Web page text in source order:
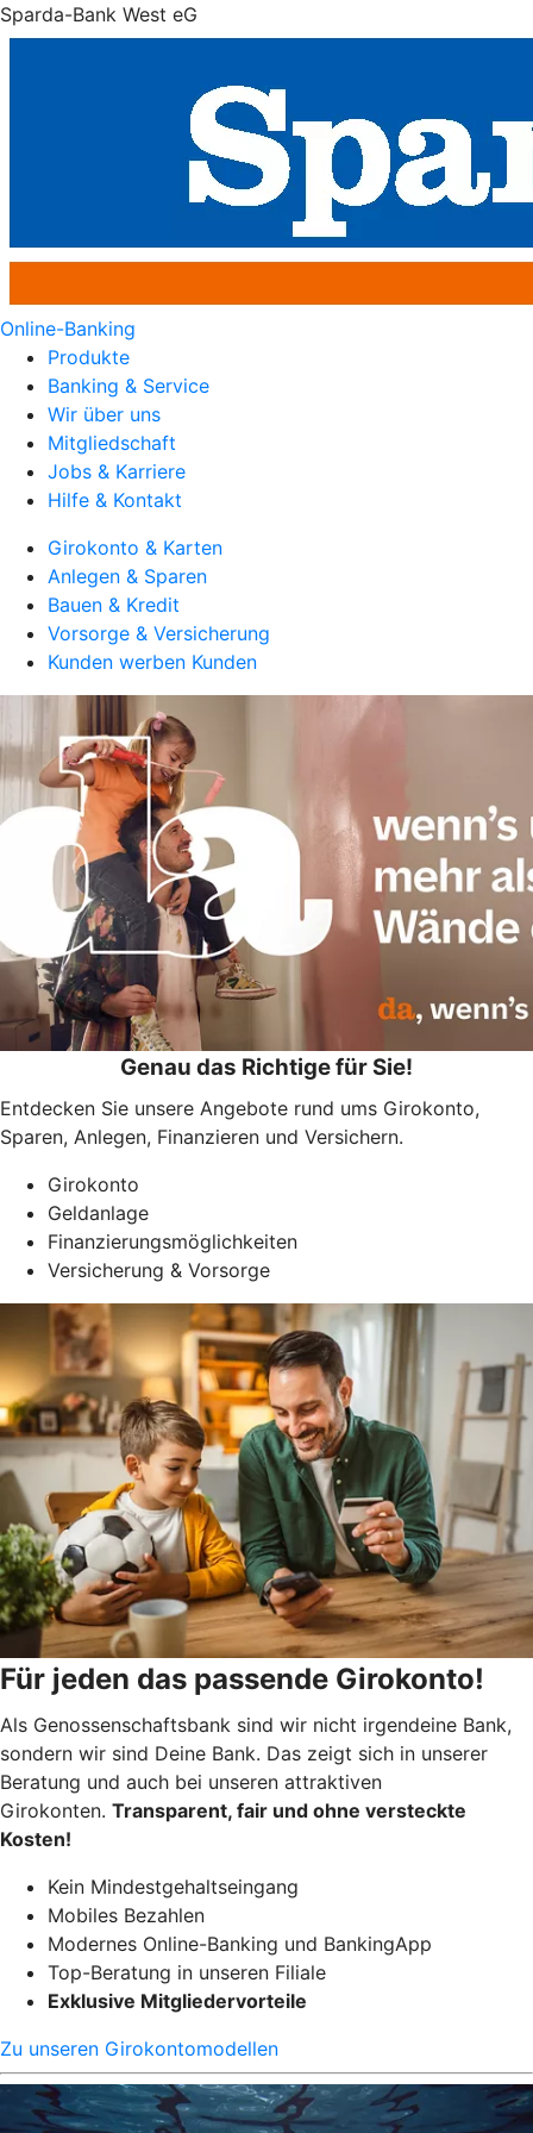
Sparda-Bank West eG
Online-Banking
Produkte
Banking & Service
Wir über uns
Mitgliedschaft
Jobs & Karriere
Hilfe & Kontakt
Girokonto & Karten
Anlegen & Sparen
Bauen & Kredit
Vorsorge & Versicherung
Kunden werben Kunden
Genau das Richtige für Sie!
Entdecken Sie unsere Angebote rund ums Girokonto,
Sparen, Anlegen, Finanzieren und Versichern.
Girokonto
Geldanlage
Finanzierungsmöglichkeiten
Versicherung & Vorsorge
Für jeden das passende Girokonto!
Als Genossenschaftsbank sind wir nicht irgendeine Bank,
sondern wir sind Deine Bank. Das zeigt sich in unserer
Beratung und auch bei unseren attraktiven
Girokonten. Transparent, fair und ohne versteckte
Kosten!
Kein Mindestgehaltseingang
Mobiles Bezahlen
Modernes Online-Banking und BankingApp
Top-Beratung in unseren Filiale
Exklusive Mitgliedervorteile
Zu unseren Girokontomodellen